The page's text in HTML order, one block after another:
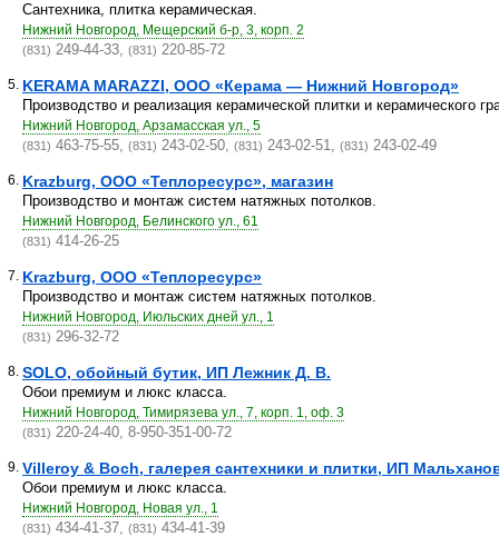
Сантехника, плитка керамическая.
Нижний Новгород, Мещерский б-р, 3, корп. 2
(831) 249-44-33, (831) 220-85-72
5. KERAMA MARAZZI, ООО «Керама — Нижний Новгород»
Производство и реализация керамической плитки и керамического
Нижний Новгород, Арзамасская ул., 5
(831) 463-75-55, (831) 243-02-50, (831) 243-02-51, (831) 243-02-49
6. Krazburg, ООО «Теплоресурс», магазин
Производство и монтаж систем натяжных потолков.
Нижний Новгород, Белинского ул., 61
(831) 414-26-25
7. Krazburg, ООО «Теплоресурс»
Производство и монтаж систем натяжных потолков.
Нижний Новгород, Июльских дней ул., 1
(831) 296-32-72
8. SOLO, обойный бутик, ИП Лежник Д. В.
Обои премиум и люкс класса.
Нижний Новгород, Тимирязева ул., 7, корп. 1, оф. 3
(831) 220-24-40, 8-950-351-00-72
9. Villeroy & Boch, галерея сантехники и плитки, ИП
Обои премиум и люкс класса.
Нижний Новгород, Новая ул., 1
(831) 434-41-37, (831) 434-41-39